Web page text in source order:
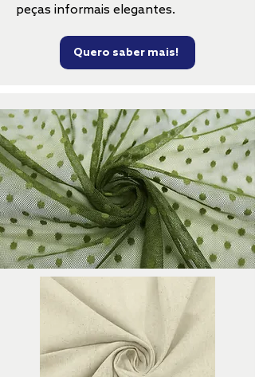
peças informais elegantes.
Quero saber mais!